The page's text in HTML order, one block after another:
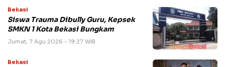
Bekasi
Siswa Trauma Dibully Guru, Kepsek
SMKN 1 Kota Bekasi Bungkam
Jumat, 7 Agu 2026 - 19:27 WIB
Bekasi